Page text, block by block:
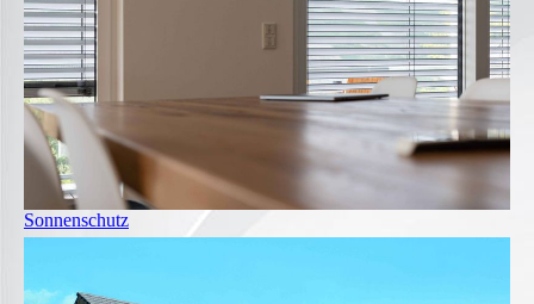
Sonnenschutz